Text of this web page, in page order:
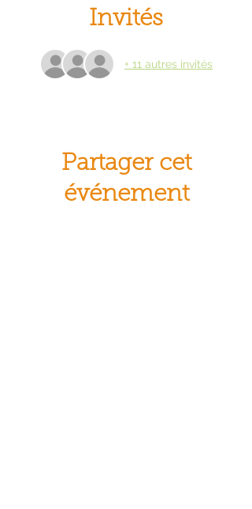
Invités
+ 11 autres invités
Partager cet
événement